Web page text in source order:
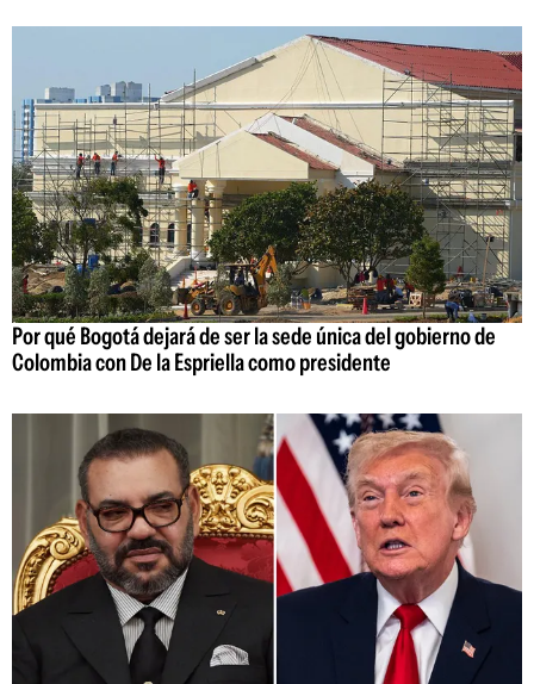
Por qué Bogotá dejará de ser la sede única del gobierno de
Colombia con De la Espriella como presidente